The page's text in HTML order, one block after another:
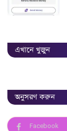
এখানে খুজুন
অনুসরণ করুন
Facebook